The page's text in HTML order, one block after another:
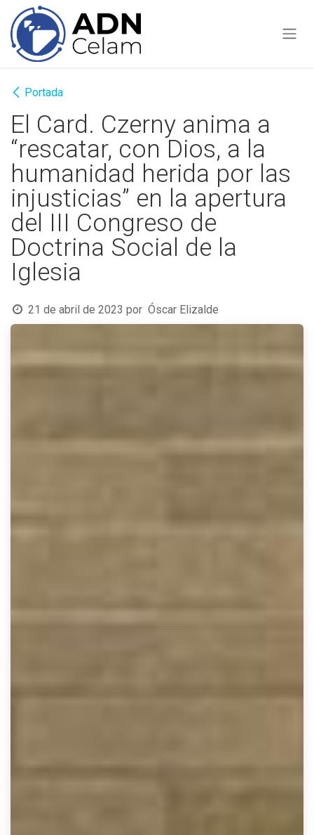
Ir al contenido
Portada
El Card. Czerny anima a
“rescatar, con Dios, a la
humanidad herida por las
injusticias” en la apertura
del III Congreso de
Doctrina Social de la
Iglesia
21 de abril de 2023 por Óscar Elizalde